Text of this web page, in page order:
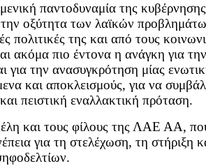
παντοδυναμία της
οξύτητα των λαϊκών
πολιτικές της και από τους
ακόμα πιο έντονα η ανάγκη για
για την ανασυγκρότηση μίας
και αποκλεισμούς, για να
πειστική εναλλακτική πρόταση.
και τους φίλους της ΛΑΕ ΑΑ,
για τη στελέχωση, τη στήριξη